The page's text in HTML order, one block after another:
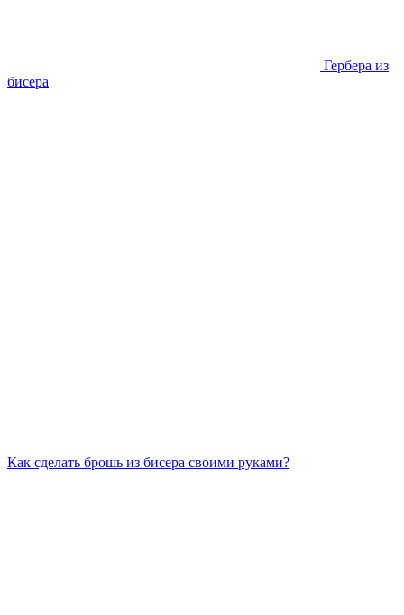
Гербера из
бисера
Как сделать брошь из бисера своими руками?